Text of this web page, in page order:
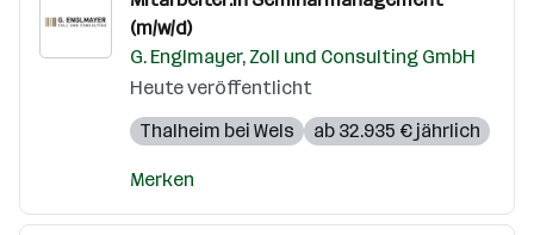
(m/w/d)
G. Englmayer, Zoll und Consulting GmbH
Heute veröffentlicht
Thalheim bei Wels
ab 32.935 € jährlich
Merken